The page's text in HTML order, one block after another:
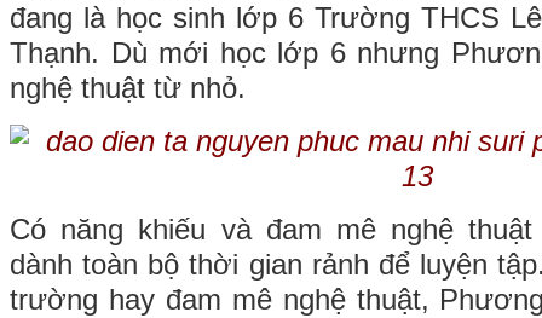
đang là học sinh lớp 6 Trường THCS
Thạnh. Dù mới học lớp 6 nhưng
nghệ thuật từ nhỏ.
Có năng khiếu và đam mê nghệ
dành toàn bộ thời gian rảnh để luyện
trường hay đam mê nghệ thuật,